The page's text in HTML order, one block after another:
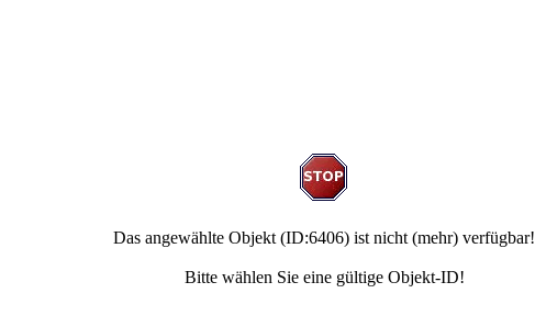
Das angewählte Objekt (ID:6406) ist nicht (mehr) verfügbar!
Bitte wählen Sie eine gültige Objekt-ID!